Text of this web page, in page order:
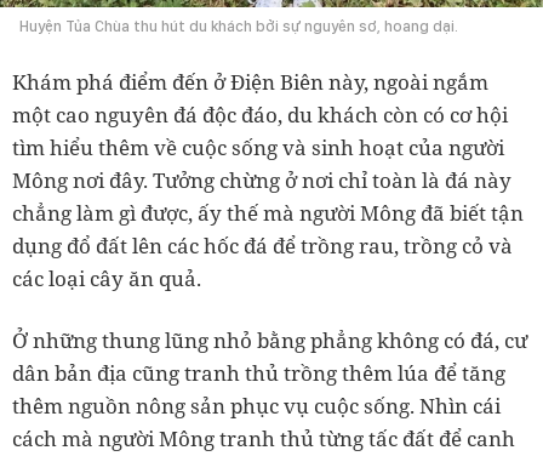
Huyện Tủa Chùa thu hút du khách bởi sự nguyên sơ, hoang dại.
Khám phá điểm đến ở Điện Biên này, ngoài ngắm
một cao nguyên đá độc đáo, du khách còn có cơ hội
tìm hiểu thêm về cuộc sống và sinh hoạt của người
Mông nơi đây. Tưởng chừng ở nơi chỉ toàn là đá này
chẳng làm gì được, ấy thế mà người Mông đã biết tận
dụng đổ đất lên các hốc đá để trồng rau, trồng cỏ và
các loại cây ăn quả.
Ở những thung lũng nhỏ bằng phẳng không có đá, cư
dân bản địa cũng tranh thủ trồng thêm lúa để tăng
thêm nguồn nông sản phục vụ cuộc sống. Nhìn cái
cách mà người Mông tranh thủ từng tấc đất để canh